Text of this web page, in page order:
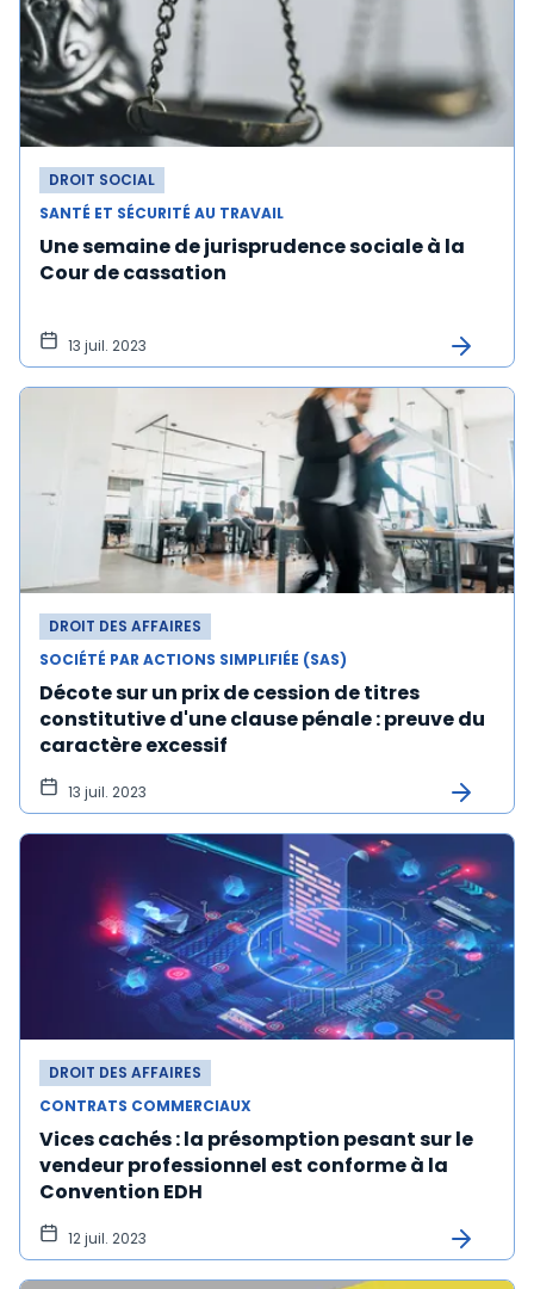
DROIT SOCIAL
SANTÉ ET SÉCURITÉ AU TRAVAIL
Une semaine de jurisprudence sociale à la
Cour de cassation
13 juil. 2023
DROIT DES AFFAIRES
SOCIÉTÉ PAR ACTIONS SIMPLIFIÉE (SAS)
Décote sur un prix de cession de titres
constitutive d'une clause pénale : preuve du
caractère excessif
13 juil. 2023
DROIT DES AFFAIRES
CONTRATS COMMERCIAUX
Vices cachés : la présomption pesant sur le
vendeur professionnel est conforme à la
Convention EDH
12 juil. 2023